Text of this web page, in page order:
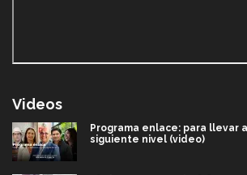
Videos
Programa enlace: para llevar
siguiente nivel (video)